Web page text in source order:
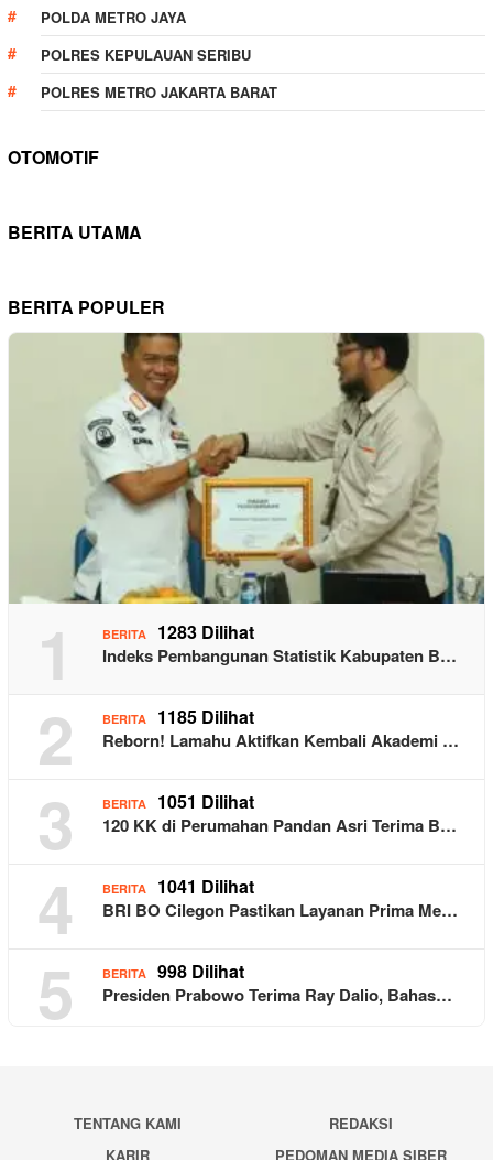
POLDA METRO JAYA
POLRES KEPULAUAN SERIBU
POLRES METRO JAKARTA BARAT
OTOMOTIF
BERITA UTAMA
BERITA POPULER
1 BERITA 1283 Dilihat
Indeks Pembangunan Statistik Kabupaten B…
2 BERITA 1185 Dilihat
Reborn! Lamahu Aktifkan Kembali Akademi …
3 BERITA 1051 Dilihat
120 KK di Perumahan Pandan Asri Terima B…
4 BERITA 1041 Dilihat
BRI BO Cilegon Pastikan Layanan Prima Me…
5 BERITA 998 Dilihat
Presiden Prabowo Terima Ray Dalio, Bahas…
TENTANG KAMI
REDAKSI
KARIR
PEDOMAN MEDIA SIBER